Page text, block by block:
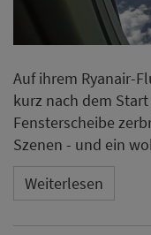
Auf ihrem Ryanair-
kurz nach dem
Fensterscheibe
Szenen - und ein
Weiterlesen